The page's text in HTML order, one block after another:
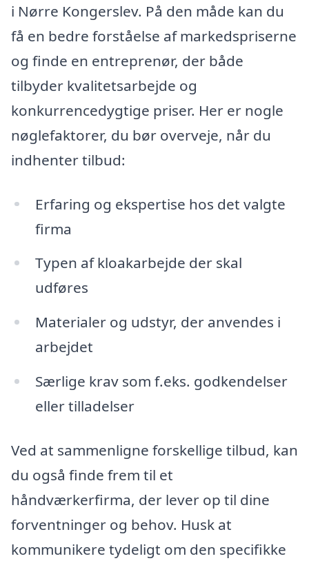
i Nørre Kongerslev. På den måde kan du
få en bedre forståelse af markedspriserne
og finde en entreprenør, der både
tilbyder kvalitetsarbejde og
konkurrencedygtige priser. Her er nogle
nøglefaktorer, du bør overveje, når du
indhenter tilbud:
Erfaring og ekspertise hos det valgte
firma
Typen af kloakarbejde der skal
udføres
Materialer og udstyr, der anvendes i
arbejdet
Særlige krav som f.eks. godkendelser
eller tilladelser
Ved at sammenligne forskellige tilbud, kan
du også finde frem til et
håndværkerfirma, der lever op til dine
forventninger og behov. Husk at
kommunikere tydeligt om den specifikke